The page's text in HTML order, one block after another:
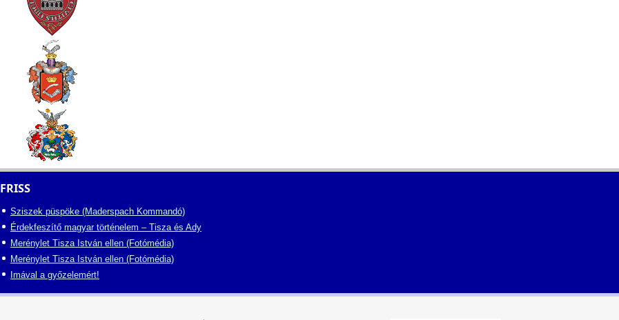
FRISS
Sziszek püspöke (Maderspach Kommandó)
Érdekfeszítő magyar történelem – Tisza és Ady
Merénylet Tisza István ellen (Fotómédia)
Merénylet Tisza István ellen (Fotómédia)
Imával a győzelemért!